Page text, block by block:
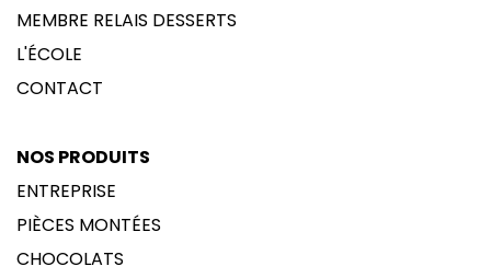
MEMBRE RELAIS DESSERTS
L'ÉCOLE
CONTACT
NOS PRODUITS
ENTREPRISE
PIÈCES MONTÉES
CHOCOLATS